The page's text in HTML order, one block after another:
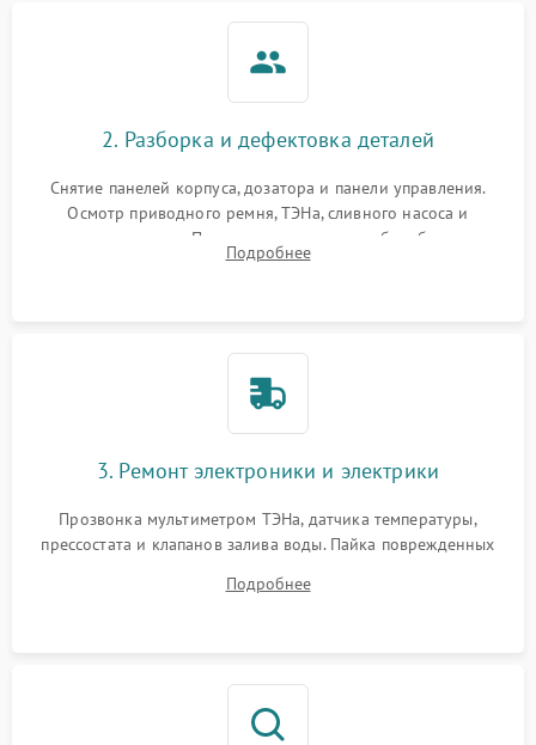
2. Разборка и дефектовка деталей
Снятие панелей корпуса, дозатора и панели управления.
Осмотр приводного ремня, ТЭНа, сливного насоса и
амортизаторов. Проверка подшипников барабана и
крестовины на износ, а манжеты люка на разрывы.
Подробнее
3. Ремонт электроники и электрики
Прозвонка мультиметром ТЭНа, датчика температуры,
прессостата и клапанов залива воды. Пайка поврежденных
Восстановление целостности проводки и контактов.
Подробнее